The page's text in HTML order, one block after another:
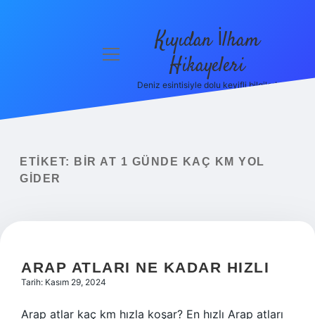
Yasal Uyarı
menüyü
Kıyıdan İlham
Hikayeleri
Deniz esintisiyle dolu keyifli bilgiler!
ETIKET:
BIR AT 1 GÜNDE KAÇ KM YOL
GIDER
ARAP ATLARI NE KADAR HIZLI
Tarih: Kasım 29, 2024
Arap atlar kaç km hızla koşar? En hızlı Arap atları